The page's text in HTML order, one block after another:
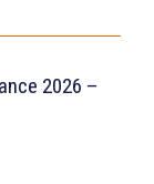
2026 –